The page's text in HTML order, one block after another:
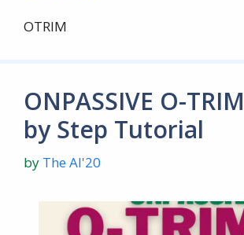
OTRIM
ONPASSIVE O-
by Step Tutorial
by The AI'20